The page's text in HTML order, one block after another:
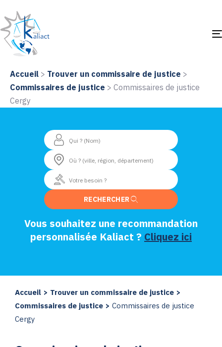
Accueil > Trouver un commissaire de justice >
Commissaires de justice > Commissaires de justice
Cergy
RECHERCHER
Vous souhaitez une recommandation
personnalisée Kaliact ? Cliquez ici
Accueil > Trouver un commissaire de justice >
Commissaires de justice > Commissaires de justice
Cergy